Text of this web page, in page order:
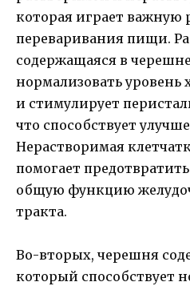
которая играет важную
переваривания пищи.
содержащаяся в
нормализовать уровень
и стимулирует
что способствует
Нерастворимая
помогает
общую функцию
тракта.
Во-вторых, черешня
который способствует